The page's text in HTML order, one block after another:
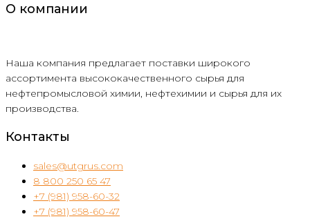
О компании
Наша компания предлагает поставки широкого
ассортимента высококачественного сырья для
нефтепромысловой химии, нефтехимии и сырья для их
производства.
Контакты
sales@utgrus.com
8 800 250 65 47
+7 (981) 958-60-32
+7 (981) 958-60-47